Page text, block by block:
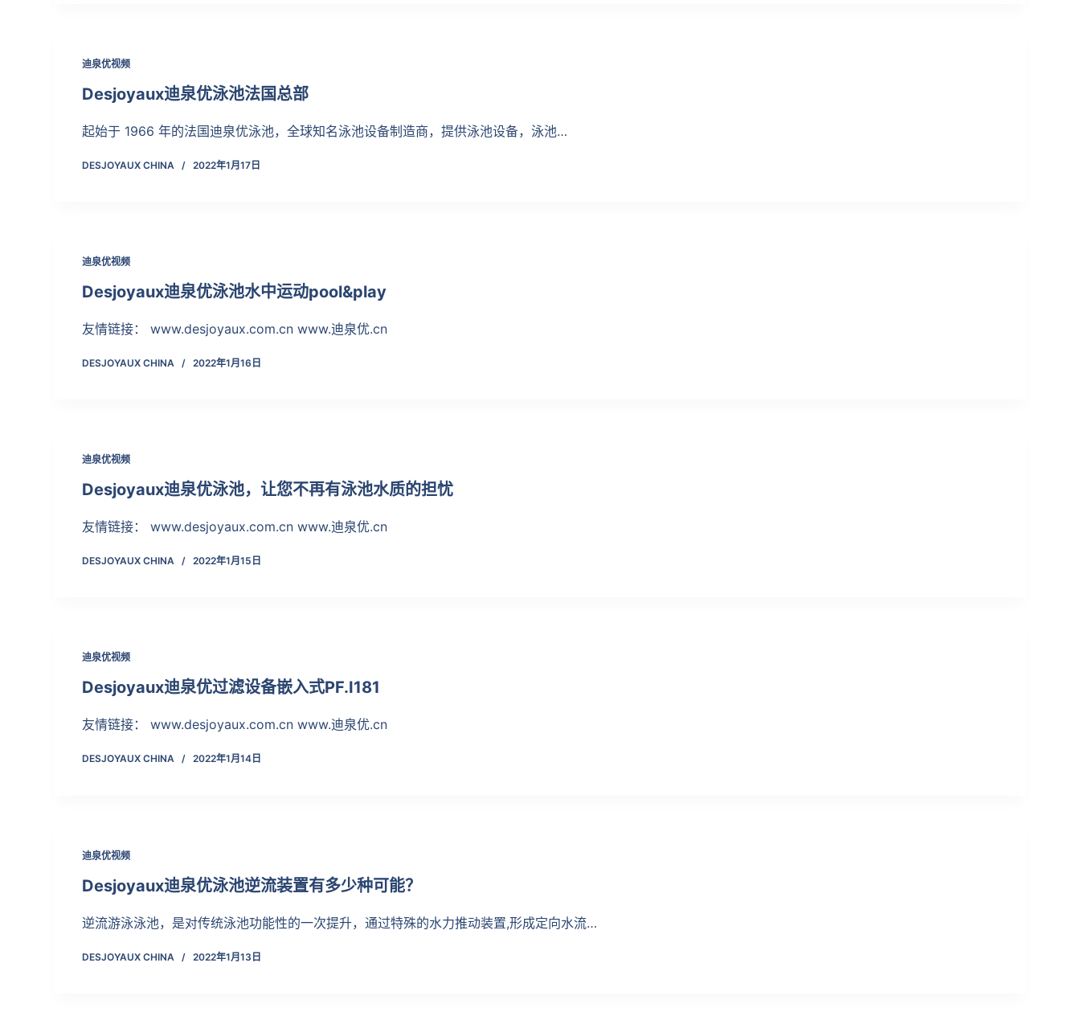
迪泉优视频
Desjoyaux迪泉优泳池法国总部
起始于 1966 年的法国迪泉优泳池，全球知名泳池设备制造商，提供泳池设备，泳池…
DESJOYAUX CHINA 2022年1月17日
迪泉优视频
Desjoyaux迪泉优泳池水中运动pool&play
友情链接： www.desjoyaux.com.cn www.迪泉优.cn
DESJOYAUX CHINA 2022年1月16日
迪泉优视频
Desjoyaux迪泉优泳池，让您不再有泳池水质的担忧
友情链接： www.desjoyaux.com.cn www.迪泉优.cn
DESJOYAUX CHINA 2022年1月15日
迪泉优视频
Desjoyaux迪泉优过滤设备嵌入式PF.I181
友情链接： www.desjoyaux.com.cn www.迪泉优.cn
DESJOYAUX CHINA 2022年1月14日
迪泉优视频
Desjoyaux迪泉优泳池逆流装置有多少种可能？
逆流游泳泳池，是对传统泳池功能性的一次提升，通过特殊的水力推动装置,形成定向水流…
DESJOYAUX CHINA 2022年1月13日